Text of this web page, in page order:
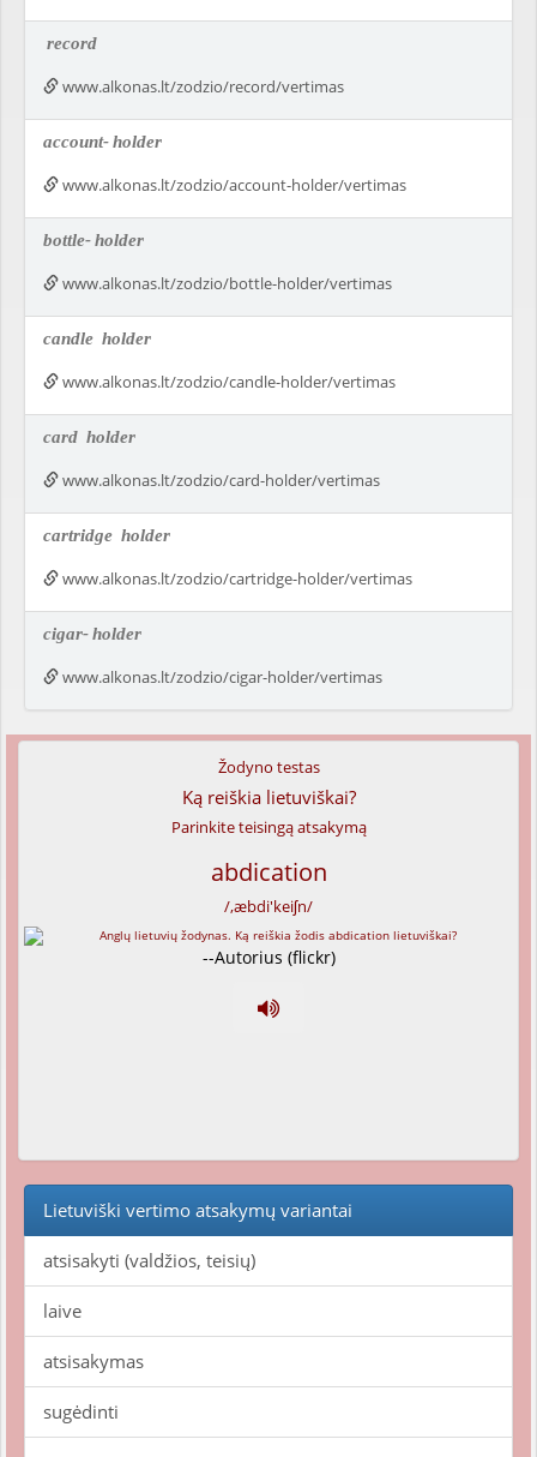
record
www.alkonas.lt/zodzio/record/vertimas
account-holder
www.alkonas.lt/zodzio/account-holder/vertimas
bottle-holder
www.alkonas.lt/zodzio/bottle-holder/vertimas
candle holder
www.alkonas.lt/zodzio/candle-holder/vertimas
card holder
www.alkonas.lt/zodzio/card-holder/vertimas
cartridge holder
www.alkonas.lt/zodzio/cartridge-holder/vertimas
cigar-holder
www.alkonas.lt/zodzio/cigar-holder/vertimas
Žodyno testas
Ką reiškia lietuviškai?
Parinkite teisingą atsakymą
abdication
/,æbdi'keiʃn/
--Autorius (flickr)
Lietuviški vertimo atsakymų variantai
atsisakyti (valdžios, teisių)
laive
atsisakymas
sugėdinti